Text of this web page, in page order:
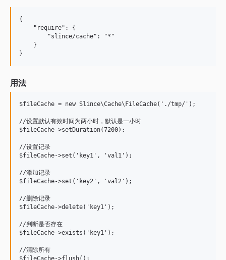
{
    "require": {
        "slince/cache": "*"
    }
用法
$fileCache = new Slince\Cache\FileCache('./tmp/');
//设置默认有效时间为两小时，默认是一小时
$fileCache->setDuration(7200);
//设置记录
$fileCache->set('key1', 'val1');
//添加记录
$fileCache->set('key2', 'val2');
//删除记录
$fileCache->delete('key1');
//判断是否存在
$fileCache->exists('key1');
//清除所有